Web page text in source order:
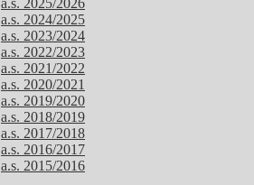
a.s. 2025/2026
a.s. 2024/2025
a.s. 2023/2024
a.s. 2022/2023
a.s. 2021/2022
a.s. 2020/2021
a.s. 2019/2020
a.s. 2018/2019
a.s. 2017/2018
a.s. 2016/2017
a.s. 2015/2016